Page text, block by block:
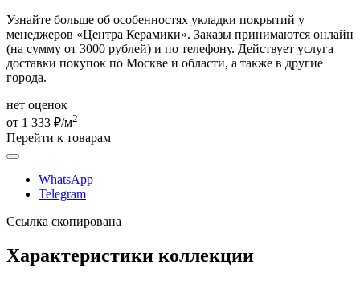
Узнайте больше об особенностях укладки покрытий у
менеджеров «Центра Керамики». Заказы принимаются онлайн
(на сумму от 3000 рублей) и по телефону. Действует услуга
доставки покупок по Москве и области, а также в другие
города.
нет оценок
от 1 333 ₽/м2
Перейти к товарам
WhatsApp
Telegram
Ссылка скопирована
Характеристики коллекции